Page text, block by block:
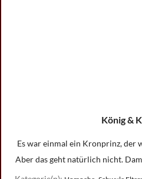
König &
Es war einmal ein Kronprinz, der
Aber das geht natürlich nicht.